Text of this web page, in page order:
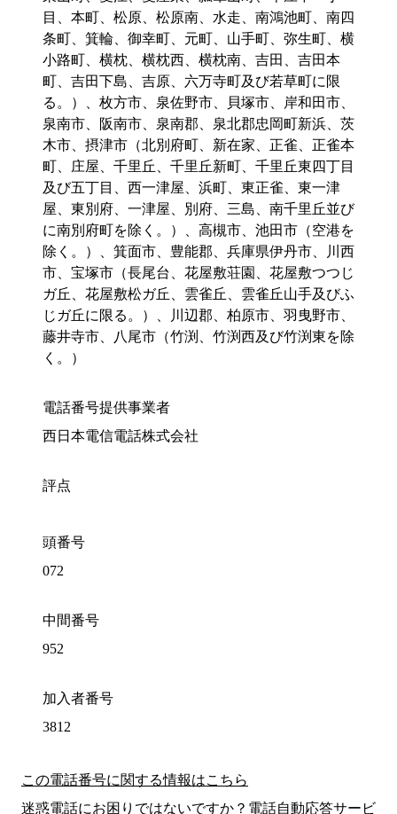
目、本町、松原、松原南、水走、南鴻池町、南四
条町、箕輪、御幸町、元町、山手町、弥生町、横
小路町、横枕、横枕西、横枕南、吉田、吉田本
町、吉田下島、吉原、六万寺町及び若草町に限
る。）、枚方市、泉佐野市、貝塚市、岸和田市、
泉南市、阪南市、泉南郡、泉北郡忠岡町新浜、茨
木市、摂津市（北別府町、新在家、正雀、正雀本
町、庄屋、千里丘、千里丘新町、千里丘東四丁目
及び五丁目、西一津屋、浜町、東正雀、東一津
屋、東別府、一津屋、別府、三島、南千里丘並び
に南別府町を除く。）、高槻市、池田市（空港を
除く。）、箕面市、豊能郡、兵庫県伊丹市、川西
市、宝塚市（長尾台、花屋敷荘園、花屋敷つつじ
ガ丘、花屋敷松ガ丘、雲雀丘、雲雀丘山手及びふ
じガ丘に限る。）、川辺郡、柏原市、羽曳野市、
藤井寺市、八尾市（竹渕、竹渕西及び竹渕東を除
く。）
電話番号提供事業者
西日本電信電話株式会社
評点
頭番号
072
中間番号
952
加入者番号
3812
この電話番号に関する情報はこちら
迷惑電話にお困りではないですか？電話自動応答サービ